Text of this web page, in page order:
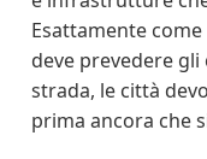
Esattamente
deve prevedere
strada, le città
prima ancora che